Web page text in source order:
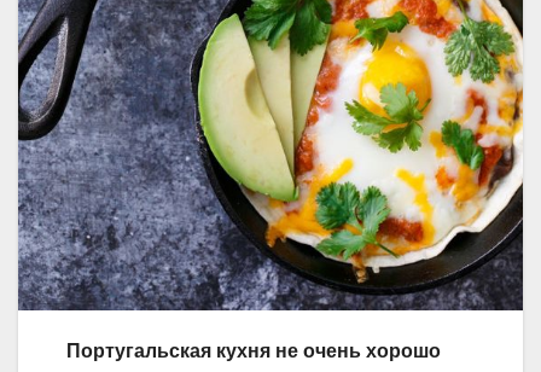
Португальская кухня не очень хорошо